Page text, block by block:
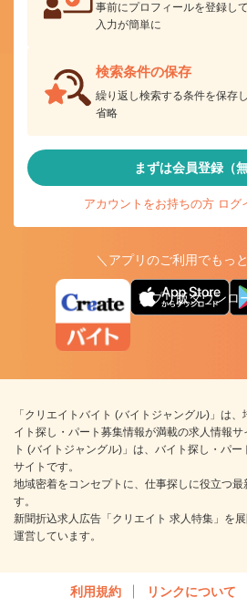
事前にプロフィールを登録し
入力が簡単に
検索条件の保存
繰り返し検索する条件を保存
省略
まずは会員登録（無
アカウントをお持ちの方 ログ
＼アプリのご利用でもっ
アプリ版ダウンロ
「クリエイトバイト (バイトジャングル)」は
イト探し・パート募集情報が満載の求人情報
ト (バイトジャングル)」は、バイト探し・パ
サイトです。
地域密着をコンセプトに、仕事探しに役立つ最
す。
新聞折込求人広告「クリエイト 求人特集」を
運営しています。
利用規約 リンクについて